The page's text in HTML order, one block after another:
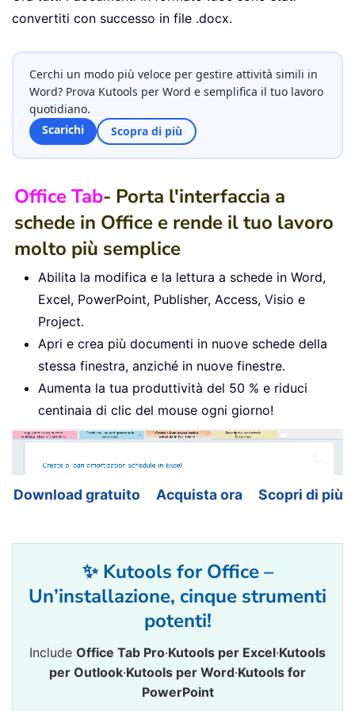
convertiti con successo in file .docx.
Cerchi un modo più veloce per gestire attività simili in
Word? Prova Kutools per Word e semplifica il tuo lavoro
quotidiano.
Scarichi
Scopra di più
Office Tab- Porta l'interfaccia a
schede in Office e rende il tuo lavoro
molto più semplice
Abilita la modifica e la lettura a schede in Word,
Excel, PowerPoint, Publisher, Access, Visio e
Project.
Apri e crea più documenti in nuove schede della
stessa finestra, anziché in nuove finestre.
Aumenta la tua produttività del 50 % e riduci
centinaia di clic del mouse ogni giorno!
Download gratuito Acquista ora Scopri di più
✨ Kutools for Office –
Un’installazione, cinque strumenti
potenti!
Include Office Tab Pro·Kutools per Excel·Kutools
per Outlook·Kutools per Word·Kutools for
PowerPoint